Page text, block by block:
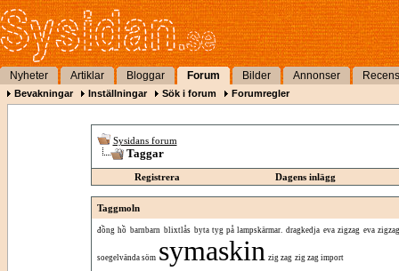
Nyheter Artiklar Bloggar Forum Bilder Annonser
Bevakningar Inställningar Sök i forum Forumregler
Sysidans forum
Taggar
Registrera Dagens inlägg
Taggmoln
đồng hồ barnbarn blixtlås byta tyg på lampskärmar. dragkedja eva zigzag eva
soegelvända söm symaskin zig zag zig zag import